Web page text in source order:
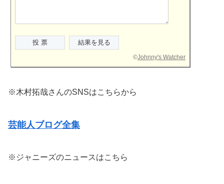
©Johnny's Watcher
※木村拓哉さんのSNSはこちらから
芸能人ブログ全集
※ジャニーズのニュースはこちら